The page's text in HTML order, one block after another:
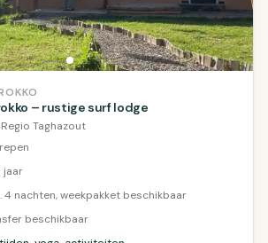
– rustige surf lodge
Taghazout
jaar
4 nachten, weekpakket beschikbaar
beschikbaar